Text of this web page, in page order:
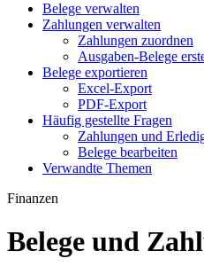
Belege verwalten
Zahlungen verwalten
Zahlungen zuordnen
Ausgaben-Belege
Belege exportieren
Excel-Export
PDF-Export
Häufig gestellte Fragen
Zahlungen und
Belege bearbeiten
Verwandte Themen
Finanzen
Belege und